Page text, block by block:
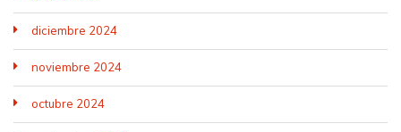
diciembre 2024
noviembre 2024
octubre 2024